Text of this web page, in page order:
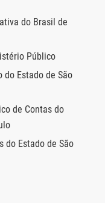
do Brasil de
Público
Estado de São
de Contas do
do Estado de São